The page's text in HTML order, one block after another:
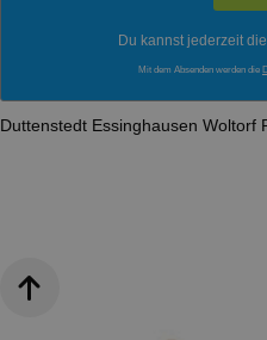
Du kannst jederzeit
Mit dem Absenden werden die
Duttenstedt Essinghausen Woltorf